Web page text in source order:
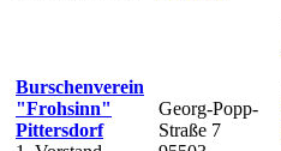
Burschenverein
"Frohsinn"
Pittersdorf
Georg-Popp-
Straße 7